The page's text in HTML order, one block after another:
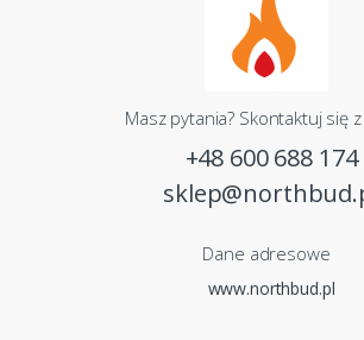
Masz pytania? Skontaktuj się
+48 600 688 174
Dane adresowe
www.northbud.pl